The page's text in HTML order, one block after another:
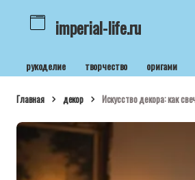
imperial-life.ru
рукоделие творчество оригами
Главная декор Искусство декора: как